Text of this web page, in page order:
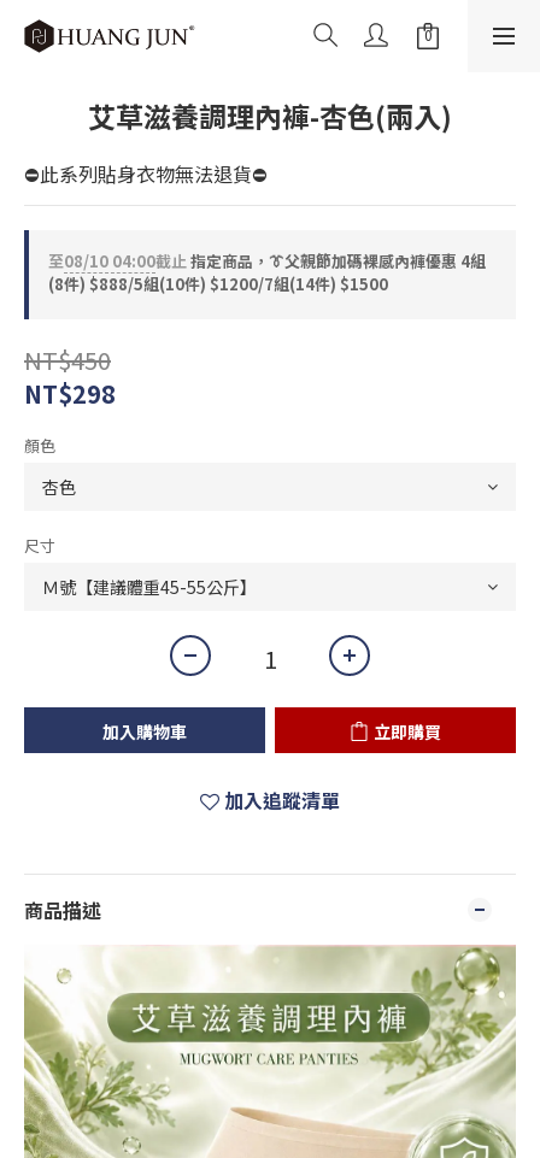
艾草滋養調理內褲-杏色(兩入)
⛔此系列貼身衣物無法退貨⛔
至08/10 04:00截止指定商品，👔父親節加碼裸感內褲優惠 4組
(8件) $888/5組(10件) $1200/7組(14件) $1500
NT$450
NT$298
顏色
尺寸
加入購物車 立即購買
加入追蹤清單
商品描述